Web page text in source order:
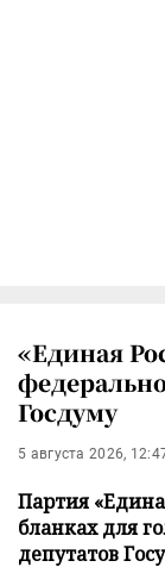
«Единая
Госдуму
5 августа 2026,
Партия
бланках для
депутатов